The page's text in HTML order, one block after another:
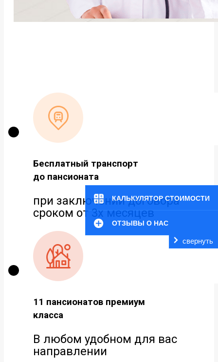
КАЛЬКУЛЯТОР СТОИМОСТИ
ОТЗЫВЫ О НАС
свернуть
Бесплатный транспорт
до пансионата
при заключении договора
сроком от 3х месяцев
11 пансионатов премиум
класса
В любом удобном для вас
направлении